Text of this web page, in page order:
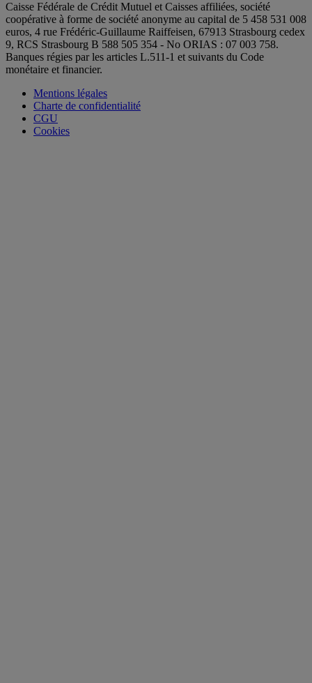
Caisse Fédérale de Crédit Mutuel et Caisses affiliées, société
coopérative à forme de société anonyme au capital de 5 458 531 008
euros, 4 rue Frédéric-Guillaume Raiffeisen, 67913 Strasbourg cedex
9, RCS Strasbourg B 588 505 354 - No ORIAS : 07 003 758.
Banques régies par les articles L.511-1 et suivants du Code
monétaire et financier.
Mentions légales
Charte de confidentialité
CGU
Cookies